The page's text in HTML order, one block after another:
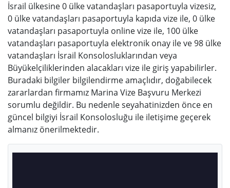
İsrail ülkesine 0 ülke vatandaşları pasaportuyla vizesiz,
0 ülke vatandaşları pasaportuyla kapıda vize ile, 0 ülke
vatandaşları pasaportuyla online vize ile, 100 ülke
vatandaşları pasaportuyla elektronik onay ile ve 98 ülke
vatandaşları İsrail Konsolosluklarından veya
Büyükelçiliklerinden alacakları vize ile giriş yapabilirler.
Buradaki bilgiler bilgilendirme amaçlıdır, doğabilecek
zararlardan firmamız Marina Vize Başvuru Merkezi
sorumlu değildir. Bu nedenle seyahatinizden önce en
güncel bilgiyi İsrail Konsolosluğu ile iletişime geçerek
almanız önerilmektedir.